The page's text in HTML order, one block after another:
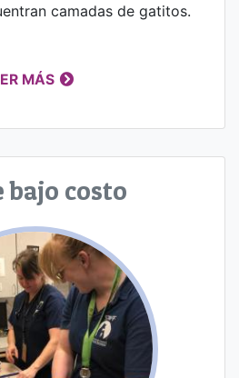
camadas de gatitos.
MÁS
bajo costo